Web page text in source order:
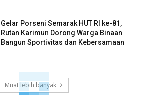
Gelar Porseni Semarak HUT RI ke-81,
Rutan Karimun Dorong Warga Binaan
Bangun Sportivitas dan Kebersamaan
Muat lebih banyak